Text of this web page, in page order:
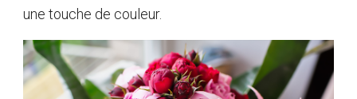
une touche de couleur.